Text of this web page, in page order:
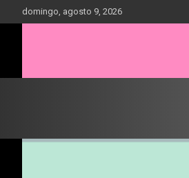
al
domingo, agosto 9, 2026